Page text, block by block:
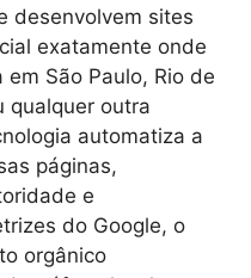
desenvolvem sites
exatamente onde
São Paulo, Rio de
qualquer outra
automatiza a
páginas,
e
do Google, o
orgânico